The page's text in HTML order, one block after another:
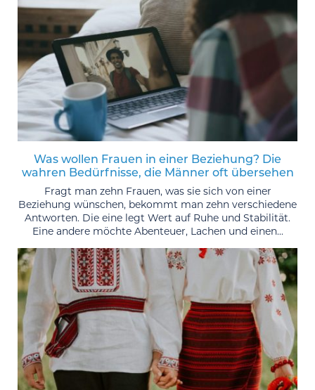
Was wollen Frauen in einer Beziehung? Die
wahren Bedürfnisse, die Männer oft übersehen
Fragt man zehn Frauen, was sie sich von einer
Beziehung wünschen, bekommt man zehn verschiedene
Antworten. Die eine legt Wert auf Ruhe und Stabilität.
Eine andere möchte Abenteuer, Lachen und einen...